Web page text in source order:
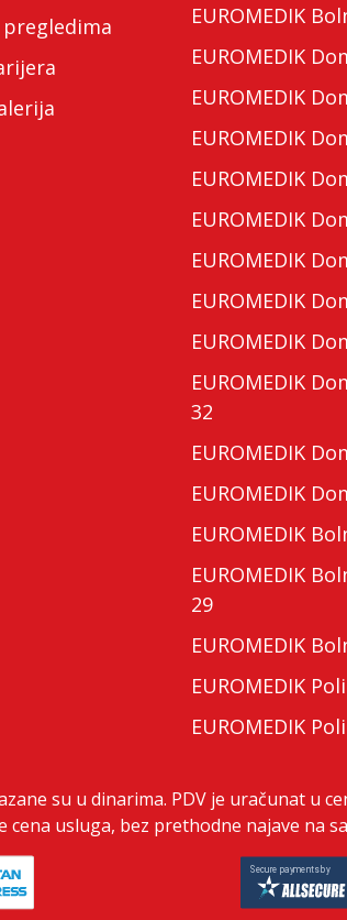
pregledima
EUROMEDIK
EUROMEDIK
EUROMEDIK
EUROMEDIK
EUROMEDIK
EUROMEDIK
EUROMEDIK
EUROMEDIK
EUROMEDIK
EUROMEDIK
32
EUROMEDIK
EUROMEDIK
EUROMEDIK
EUROMEDIK
29
EUROMEDIK
EUROMEDIK
EUROMEDIK
su u dinarima. PDV je uračunat u
cena usluga, bez prethodne najave na